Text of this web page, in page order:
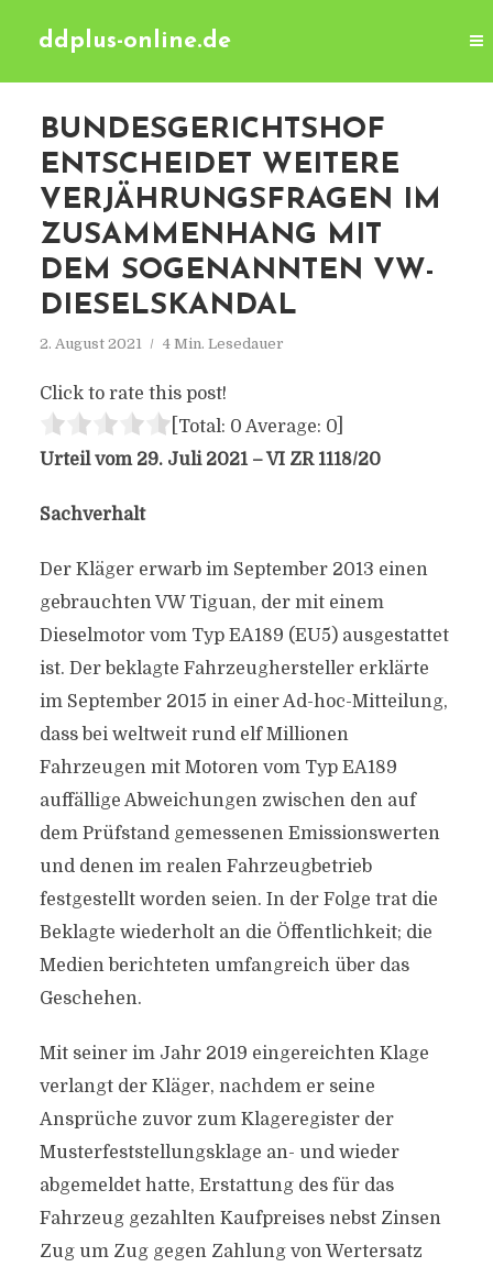
ddplus-online.de
BUNDESGERICHTSHOF
ENTSCHEIDET WEITERE
VERJÄHRUNGSFRAGEN IM
ZUSAMMENHANG MIT
DEM SOGENANNTEN VW-
DIESELSKANDAL
2. August 2021 4 Min. Lesedauer
Click to rate this post!
[Total: 0 Average: 0]
Urteil vom 29. Juli 2021 – VI ZR 1118/20
Sachverhalt
Der Kläger erwarb im September 2013 einen
gebrauchten VW Tiguan, der mit einem
Dieselmotor vom Typ EA189 (EU5) ausgestattet
ist. Der beklagte Fahrzeughersteller erklärte
im September 2015 in einer Ad-hoc-Mitteilung,
dass bei weltweit rund elf Millionen
Fahrzeugen mit Motoren vom Typ EA189
auffällige Abweichungen zwischen den auf
dem Prüfstand gemessenen Emissionswerten
und denen im realen Fahrzeugbetrieb
festgestellt worden seien. In der Folge trat die
Beklagte wiederholt an die Öffentlichkeit; die
Medien berichteten umfangreich über das
Geschehen.
Mit seiner im Jahr 2019 eingereichten Klage
verlangt der Kläger, nachdem er seine
Ansprüche zuvor zum Klageregister der
Musterfeststellungsklage an- und wieder
abgemeldet hatte, Erstattung des für das
Fahrzeug gezahlten Kaufpreises nebst Zinsen
Zug um Zug gegen Zahlung von Wertersatz